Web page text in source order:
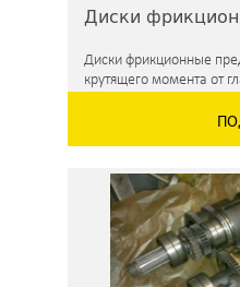
Диски
Диски фрикционные
крутящего момента от